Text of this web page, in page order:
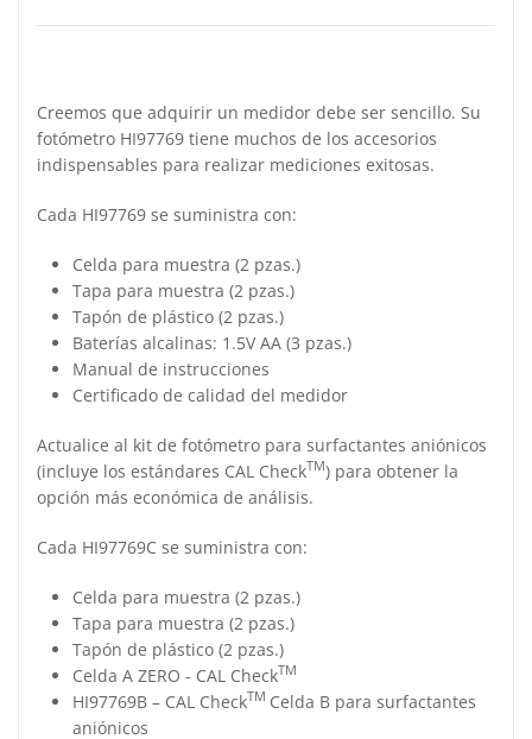
Creemos que adquirir un medidor debe ser sencillo. Su
fotómetro HI97769 tiene muchos de los accesorios
indispensables para realizar mediciones exitosas.
Cada HI97769 se suministra con:
Celda para muestra (2 pzas.)
Tapa para muestra (2 pzas.)
Tapón de plástico (2 pzas.)
Baterías alcalinas: 1.5V AA (3 pzas.)
Manual de instrucciones
Certificado de calidad del medidor
Actualice al kit de fotómetro para surfactantes aniónicos
(incluye los estándares CAL CheckTM) para obtener la
opción más económica de análisis.
Cada HI97769C se suministra con:
Celda para muestra (2 pzas.)
Tapa para muestra (2 pzas.)
Tapón de plástico (2 pzas.)
Celda A ZERO ‑ CAL CheckTM
HI97769B – CAL CheckTM Celda B para surfactantes
aniónicos